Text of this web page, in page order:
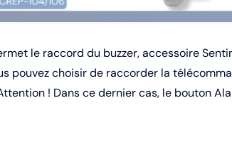
le raccord du buzzer, accessoire
pouvez choisir de raccorder la
! Dans ce dernier cas, le bouton